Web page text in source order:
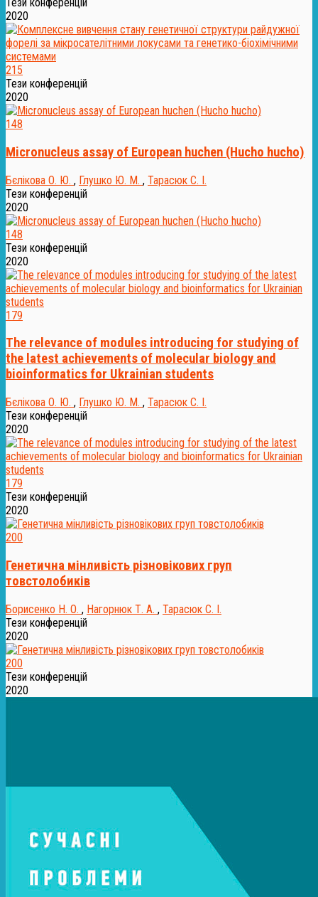
2020
215
Тези конференцій
2020
148
Micronucleus assay of European huchen (Hucho hucho)
Бєлікова О. Ю. , Глушко Ю. М. , Тарасюк С. І.
Тези конференцій
2020
148
Тези конференцій
2020
179
The relevance of modules introducing for studying of
the latest achievements of molecular biology and
bioinformatics for Ukrainian students
Бєлікова О. Ю. , Глушко Ю. М. , Тарасюк С. І.
Тези конференцій
2020
179
Тези конференцій
2020
200
Генетична мінливість різновікових груп
товстолобиків
Борисенко Н. О. , Нагорнюк Т. А. , Тарасюк С. І.
Тези конференцій
2020
200
Тези конференцій
2020